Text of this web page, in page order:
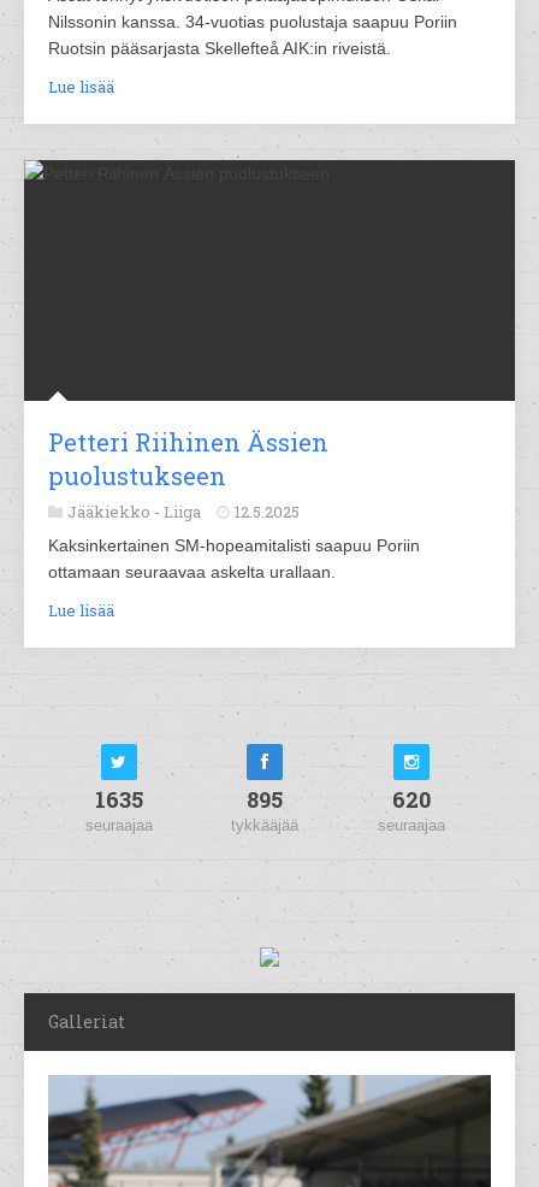
Nilssonin kanssa. 34-vuotias puolustaja saapuu Poriin
Ruotsin pääsarjasta Skellefteå AIK:in riveistä.
Lue lisää
Petteri Riihinen Ässien
puolustukseen
Jääkiekko - Liiga 12.5.2025
Kaksinkertainen SM-hopeamitalisti saapuu Poriin
ottamaan seuraavaa askelta urallaan.
Lue lisää
1635
seuraajaa
895
tykkääjää
620
seuraajaa
Galleriat